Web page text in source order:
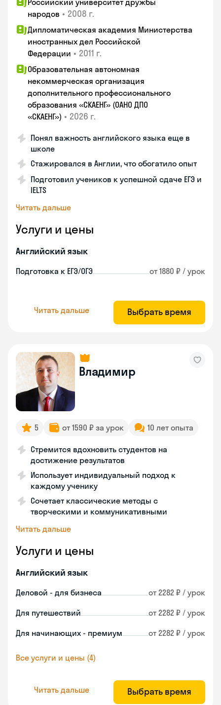
Российский университет дружбы
народов • 2008 г.
Дипломатическая академия Министерства
иностранных дел Российской
Федерации • 2011 г.
Образовательная автономная
некоммерческая организация
дополнительного профессионального
образования «СКАЕНГ» (ОАНО ДПО
«СКАЕНГ») • 2026 г.
Понял важность английского языка еще в
школе
Стажировался в Англии, что обогатило опыт
Подготовил учеников к успешной сдаче ЕГЭ и
IELTS
Читать дальше
Услуги и цены
Английский язык
Подготовка к ЕГЭ/ОГЭ от 1880 ₽ / урок
Читать дальше Выбрать время
Владимир
5 от 1590 ₽ за урок 10 лет опыта
Стремится вдохновить студентов на
достижение результатов
Использует индивидуальный подход к
каждому ученику
Сочетает классические методы с
творческими и коммуникативными
Читать дальше
Услуги и цены
Английский язык
Деловой - для бизнеса от 2282 ₽ / урок
Для путешествий от 2282 ₽ / урок
Для начинающих - премиум от 2282 ₽ / урок
Все услуги и цены (4)
Читать дальше Выбрать время